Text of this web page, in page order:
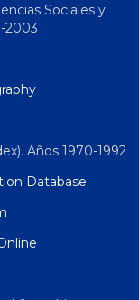
Sociales y
2003
Años 1970-1992
Database